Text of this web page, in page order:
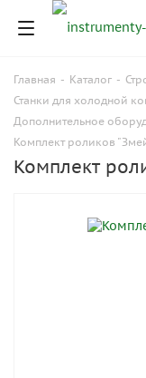
Главная - Каталог -
Станки для холодной
Дополнительное
Комплект роликов
Комплект